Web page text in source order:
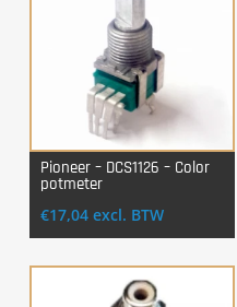
Login Voor Aankoop
Pioneer – DCS1126 – Color
potmeter
€17,04 excl. BTW